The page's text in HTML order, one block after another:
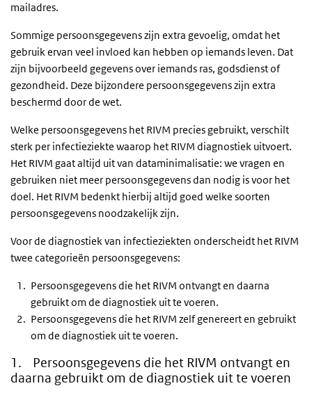
mailadres.
Sommige persoonsgegevens zijn extra gevoelig, omdat het
gebruik ervan veel invloed kan hebben op iemands leven. Dat
zijn bijvoorbeeld gegevens over iemands ras, godsdienst of
gezondheid. Deze bijzondere persoonsgegevens zijn extra
beschermd door de wet.
Welke persoonsgegevens het RIVM precies gebruikt, verschilt
sterk per infectieziekte waarop het RIVM diagnostiek uitvoert.
Het RIVM gaat altijd uit van dataminimalisatie: we vragen en
gebruiken niet meer persoonsgegevens dan nodig is voor het
doel. Het RIVM bedenkt hierbij altijd goed welke soorten
persoonsgegevens noodzakelijk zijn.
Voor de diagnostiek van infectieziekten onderscheidt het RIVM
twee categorieën persoonsgegevens:
Persoonsgegevens die het RIVM ontvangt en daarna
gebruikt om de diagnostiek uit te voeren.
Persoonsgegevens die het RIVM zelf genereert en gebruikt
om de diagnostiek uit te voeren.
1. Persoonsgegevens die het RIVM ontvangt en
daarna gebruikt om de diagnostiek uit te voeren